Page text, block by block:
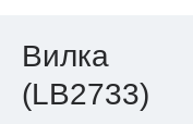
Вилка
(LB2733)